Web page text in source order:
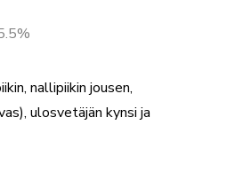
nallipiikin jousen,
ulosvetäjän kynsi ja